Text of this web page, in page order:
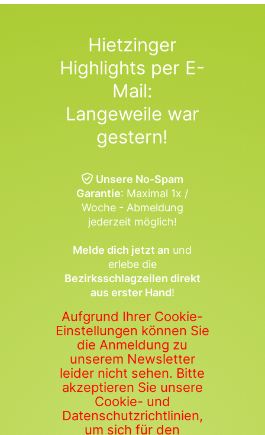
Hietzinger
Highlights per E-
Mail:
Langeweile war
gestern!
Unsere No-Spam
Garantie: Maximal 1x /
Woche - Abmeldung
jederzeit möglich!
Melde dich jetzt an und
erlebe die
Bezirksschlagzeilen direkt
aus erster Hand!
Aufgrund Ihrer Cookie-
Einstellungen können Sie
die Anmeldung zu
unserem Newsletter
leider nicht sehen. Bitte
akzeptieren Sie unsere
Cookie- und
Datenschutzrichtlinien,
um sich für den